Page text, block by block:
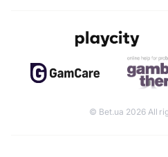
© Bet.ua 2026 All